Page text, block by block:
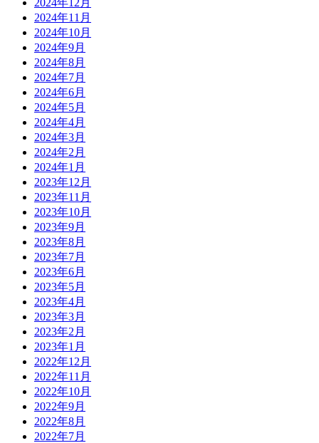
2024年12月
2024年11月
2024年10月
2024年9月
2024年8月
2024年7月
2024年6月
2024年5月
2024年4月
2024年3月
2024年2月
2024年1月
2023年12月
2023年11月
2023年10月
2023年9月
2023年8月
2023年7月
2023年6月
2023年5月
2023年4月
2023年3月
2023年2月
2023年1月
2022年12月
2022年11月
2022年10月
2022年9月
2022年8月
2022年7月